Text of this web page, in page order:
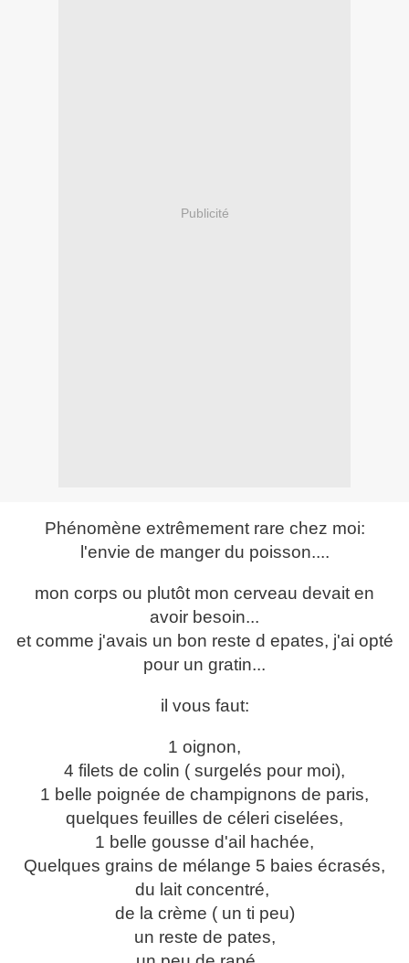
Publicité
Phénomène extrêmement rare chez moi:
l'envie de manger du poisson....
mon corps ou plutôt mon cerveau devait en
avoir besoin...
et comme j'avais un bon reste d epates, j'ai opté
pour un gratin...
il vous faut:
1 oignon,
4 filets de colin ( surgelés pour moi),
1 belle poignée de champignons de paris,
quelques feuilles de céleri ciselées,
1 belle gousse d'ail hachée,
Quelques grains de mélange 5 baies écrasés,
du lait concentré,
de la crème ( un ti peu)
un reste de pates,